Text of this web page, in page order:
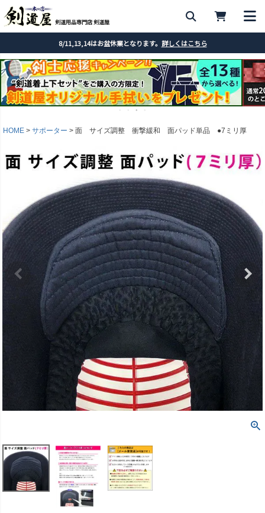
剣道用品専門店 剣道屋
8/11,13,14はお盆休業となります。 詳しくはこちら
HOME サポーター 面 サイズ調整 衝撃緩和 面パッド単品 ●7ミリ厚